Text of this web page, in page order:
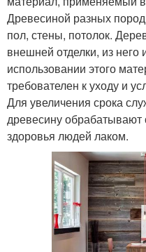
Древесиной разных
пол, стены, потолок.
внешней отделки, из
использовании этого
требователен к уходу и
Для увеличения срока
древесину
здоровья людей лаком.